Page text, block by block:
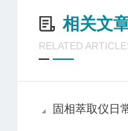
相关文
RELATED
固相萃取仪日常